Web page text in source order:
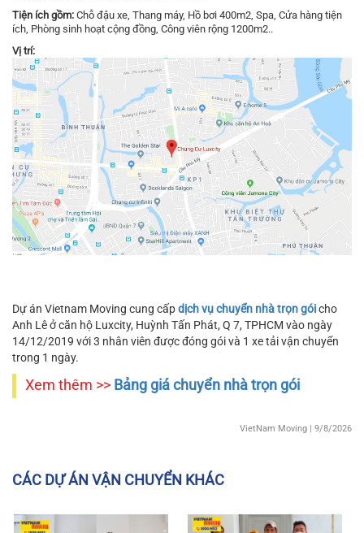
Tiện ích gồm: Chỗ đậu xe, Thang máy, Hồ bơi 400m2, Spa, Cửa hàng tiện
ích, Phòng sinh hoạt cộng đồng, Công viên rộng 1200m2..
Vị trí:
Dự án Vietnam Moving cung cấpdịch vụ chuyển nhà trọn góicho
Anh Lê ở căn hộ Luxcity, Huỳnh Tấn Phát, Q 7, TPHCM vào ngày
14/12/2019 với 3 nhân viên được đóng gói và 1 xe tải vận chuyển
trong 1 ngày.
Xem thêm >> Bảng giá chuyển nhà trọn gói
VietNam Moving | 9/8/2026
CÁC DỰ ÁN VẬN CHUYỂN KHÁC